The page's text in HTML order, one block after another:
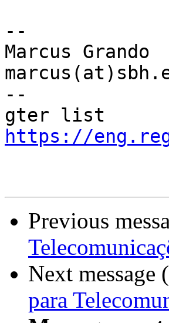
--
Marcus Grando
--
https://
Previous
Next
para